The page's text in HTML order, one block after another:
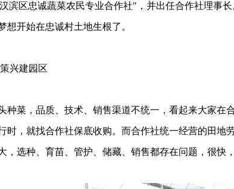
滨区忠诚蔬菜农民专业合作社"，并出任合作社理事
想开始在忠诚村土地生根了。
兴建园区
种菜，品质、技术、销售渠道不统一，看起来大家
时，就找合作社保底收购。而合作社统一经营的田
，选种、育苗、管护、储藏、销售都存在问题，很快